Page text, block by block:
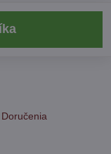
Doručenia